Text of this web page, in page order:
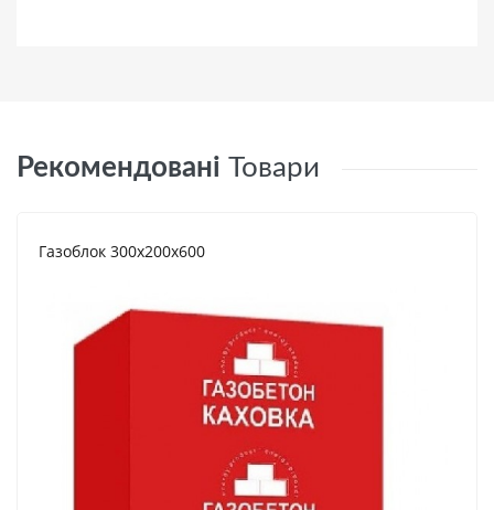
Рекомендовані Товари
Газоблок 300х200х600